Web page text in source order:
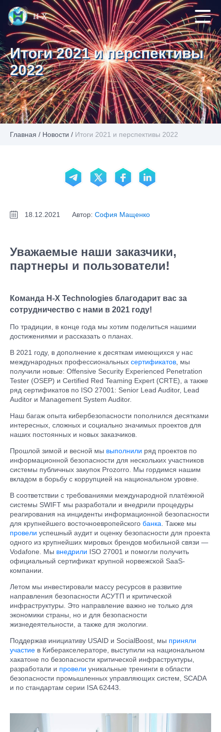
Итоги 2021 и перспективы
2022
Главная / Новости / Итоги 2021 и перспективы 2022
18.12.2021 Автор: София Мащенко
Уважаемые наши заказчики,
партнеры и пользователи!
Команда H-X Technologies благодарит вас за
сотрудничество с нами в 2021 году!
По традиции, в конце года мы хотим поделиться нашими
достижениями и рассказать о планах.
В 2021 году, в дополнение к десяткам имеющихся у нас
международных профессиональных сертификатов , мы
получили новые: Offensive Security Experienced Penetration
Tester (OSEP) и Certified Red Teaming Expert (CRTE), а также
ряд сертификатов по ISO 27001: Senior Lead Auditor, Lead
Auditor и Management System Auditor.
Наш багаж опыта кибербезопасности пополнился десятками
интересных, сложных и социально значимых проектов для
наших постоянных и новых заказчиков.
Прошлой зимой и весной мы выполнили ряд проектов по
информационной безопасности для нескольких участников
системы публичных закупок Prozorro. Мы гордимся нашим
вкладом в борьбу с коррупцией на национальном уровне.
В соответствии с требованиями международной платёжной
системы SWIFT мы разработали и внедрили процедуры
реагирования на инциденты информационной безопасности
для крупнейшего восточноевропейского банка . Также мы
провели успешный аудит и оценку безопасности для проекта
одного из крупнейших мировых брендов мобильной связи —
Vodafone. Мы внедрили ISO 27001 и помогли получить
официальный сертификат крупной норвежской SaaS-
компании.
Летом мы инвестировали массу ресурсов в развитие
направления безопасности АСУТП и критической
инфраструктуры. Это направление важно не только для
экономики страны, но и для безопасности
жизнедеятельности, а также для экологии.
Поддержав инициативу USAID и SocialBoost, мы приняли
участие в Киберакселераторе, выступили на национальном
хакатоне по безопасности критической инфраструктуры,
разработали и провели уникальные тренинги в области
безопасности промышленных управляющих систем, SCADA
и по стандартам серии ISA 62443.